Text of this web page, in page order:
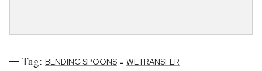
Tag: BENDING SPOONS - WETRANSFER